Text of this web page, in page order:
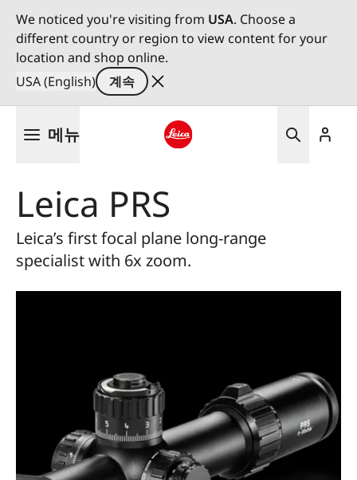
We noticed you're visiting from USA. Choose a
different country or region to view content for your
location and shop online.
USA (English)
계속
메뉴
Leica PRS
Leica’s first focal plane long-range
specialist with 6x zoom.